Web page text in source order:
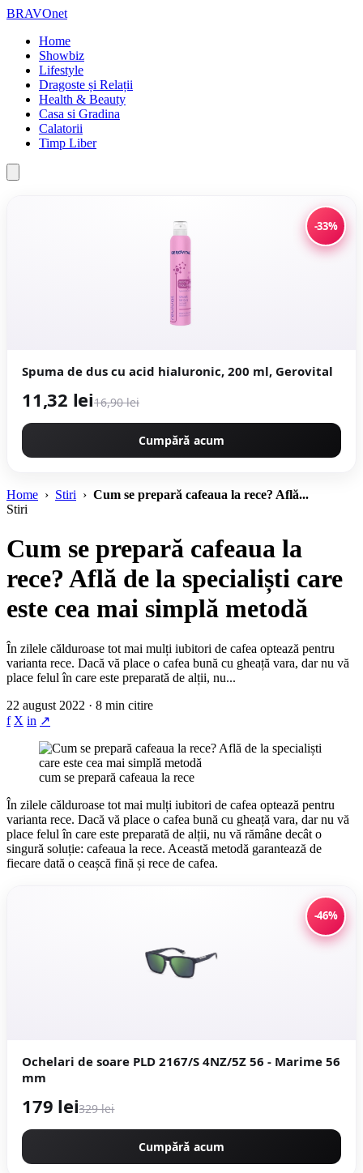
BRAVOnet
Home
Showbiz
Lifestyle
Dragoste și Relații
Health & Beauty
Casa si Gradina
Calatorii
Timp Liber
-33%
Spuma de dus cu acid hialuronic, 200 ml, Gerovital
11,32 lei16,90 lei
Cumpără acum
Home › Stiri › Cum se prepară cafeaua la rece? Află...
Stiri
Cum se prepară cafeaua la
rece? Află de la specialiști care
este cea mai simplă metodă
În zilele călduroase tot mai mulți iubitori de cafea optează pentru
varianta rece. Dacă vă place o cafea bună cu gheață vara, dar nu vă
place felul în care este preparată de alții, nu...
22 august 2022 · 8 min citire
f X in ↗
cum se prepară cafeaua la rece
În zilele călduroase tot mai mulți iubitori de cafea optează pentru
varianta rece. Dacă vă place o cafea bună cu gheață vara, dar nu vă
place felul în care este preparată de alții, nu vă rămâne decât o
singură soluție: cafeaua la rece. Această metodă garantează de
fiecare dată o ceașcă fină și rece de cafea.
-46%
Ochelari de soare PLD 2167/S 4NZ/5Z 56 - Marime 56
mm
179 lei329 lei
Cumpără acum